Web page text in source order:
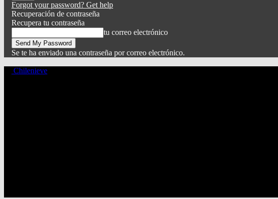
Forgot your password? Get help
Recuperación de contraseña
Recupera tu contraseña
tu correo electrónico
Se te ha enviado una contraseña por correo electrónico.
Chilenieve